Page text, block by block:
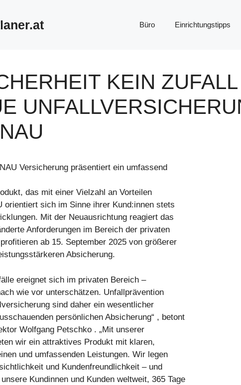
Büro Einrichtungstipps
KEIN
Versicherung präsentiert ein umfassend
das mit einer Vielzahl an Vorteilen
orientiert sich im Sinne ihrer Kund:innen stets
Mit der Neuausrichtung reagiert das
Anforderungen im Bereich der privaten
ab 15. September 2025 von größerer
Absicherung.
ereignet sich im privaten Bereich –
wie vor unterschätzen. Unfallprävention
sind daher ein wesentlicher
persönlichen Absicherung“ , betont
Wolfgang Petschko . „Mit unserer
wir ein attraktives Produkt mit klaren,
und umfassenden Leistungen. Wir legen
und Kundenfreundlichkeit – und
Kundinnen und Kunden weltweit, 365 Tage